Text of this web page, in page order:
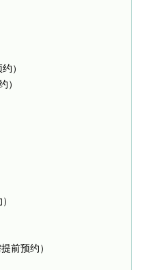
）
）
前预约）